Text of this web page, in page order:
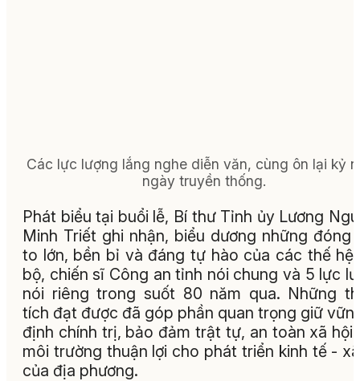
Các lực lượng lắng nghe diễn văn, cùng ôn lại kỷ
ngày truyền thống.
Phát biểu tại buổi lễ, Bí thư Tỉnh ủy Lương
Minh Triết ghi nhận, biểu dương những đóng
to lớn, bền bỉ và đáng tự hào của các thế hệ
bộ, chiến sĩ Công an tỉnh nói chung và 5 lực
nói riêng trong suốt 80 năm qua. Những
tích đạt được đã góp phần quan trọng giữ
định chính trị, bảo đảm trật tự, an toàn xã
môi trường thuận lợi cho phát triển kinh tế -
của địa phương.